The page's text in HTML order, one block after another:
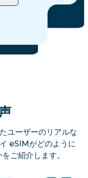
ユーザーのリアルな
eSIMがどのように
ご紹介します。